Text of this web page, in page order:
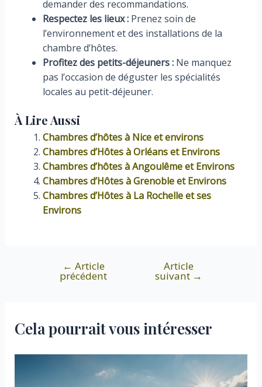
demander des recommandations.
Respectez les lieux :Prenez soin de
l’environnement et des installations de la
chambre d’hôtes.
Profitez des petits-déjeuners :Ne manquez
pas l’occasion de déguster les spécialités
locales au petit-déjeuner.
À Lire Aussi
Chambres d’hôtes à Nice et environs
Chambres d’Hôtes à Orléans et Environs
Chambres d’hôtes à Angoulême et Environs
Chambres d’Hôtes à Grenoble et Environs
Chambres d’Hôtes à La Rochelle et ses
Environs
Navigation
← Article
précédent
Article
suivant →
Cela pourrait vous intéresser